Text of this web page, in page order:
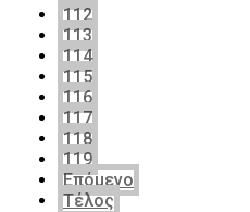
112
113
114
115
116
117
118
119
Επόμενο
Τέλος